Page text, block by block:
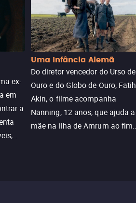
ex-
em
a
Uma Infância Alemã
Do diretor vencedor do Urso de
Ouro e do Globo de Ouro, Fatih
Akin, o filme acompanha
Nanning, 12 anos, que ajuda a
mãe na ilha de Amrum ao fim